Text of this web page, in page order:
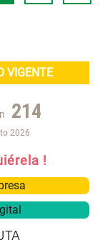
VIGENTE
214
2026
!